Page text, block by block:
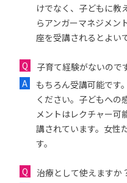
けでなく、子どもに教
らアンガーマネジメン
座を受講されるとよい
子育て経験がないので
もちろん受講可能です
ください。子どもへの
メントはレクチャー可
講されています。女性
す。
治療として使えますか